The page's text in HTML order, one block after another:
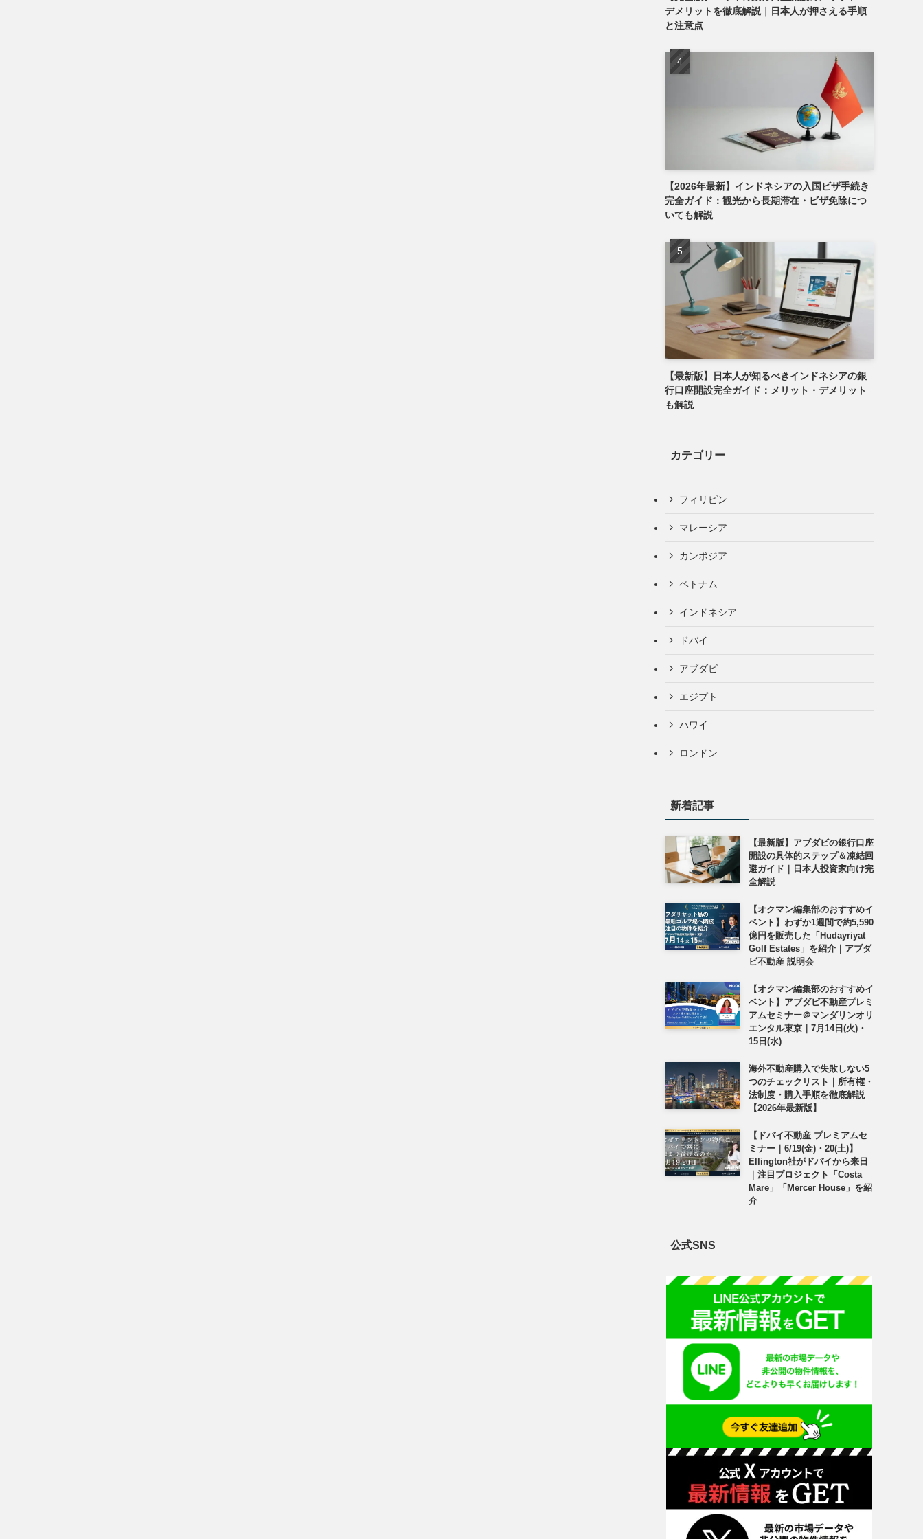
デメリットを徹底解説｜日本人が押さえる手順
と注意点
【2026年最新】インドネシアの入国ビザ手続き
完全ガイド：観光から長期滞在・ビザ免除につ
いても解説
【最新版】日本人が知るべきインドネシアの銀
行口座開設完全ガイド：メリット・デメリット
も解説
カテゴリー
フィリピン
マレーシア
カンボジア
ベトナム
インドネシア
ドバイ
アブダビ
エジプト
ハワイ
ロンドン
新着記事
【最新版】アブダビの銀行口座
開設の具体的ステップ＆凍結回
避ガイド｜日本人投資家向け完
全解説
【オクマン編集部のおすすめイ
ベント】わずか1週間で約5,590
億円を販売した「Hudayriyat
Golf Estates」を紹介｜アブダ
ビ不動産 説明会
【オクマン編集部のおすすめイ
ベント】アブダビ不動産プレミ
アムセミナー＠マンダリンオリ
エンタル東京｜7月14日(火)・
15日(水)
海外不動産購入で失敗しない5
つのチェックリスト｜所有権・
法制度・購入手順を徹底解説
【2026年最新版】
【ドバイ不動産 プレミアムセ
ミナー｜6/19(金)・20(土)】
Ellington社がドバイから来日
｜注目プロジェクト「Costa
Mare」「Mercer House」を紹
介
公式SNS